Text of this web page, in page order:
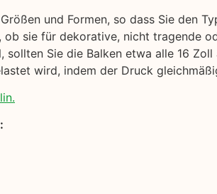
und Formen, so dass Sie den
sie für dekorative, nicht tragende
Sie die Balken etwa alle 16
wird, indem der Druck